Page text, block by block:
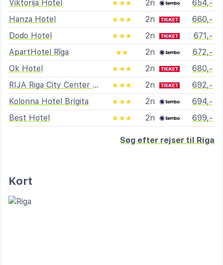
Viktorija Hotel
★★★ 2n
654,-
Hanza Hotel
★★★ 2n
660,-
Dodo Hotel
★★★ 2n
671,-
ApartHotel Rīga
★★ 2n
672,-
Ok Hotel
★★★ 2n
680,-
RIJA Riga City Center Hotel
★★★ 2n
692,-
Kolonna Hotel Brigita
★★★ 2n
694,-
Best Hotel
★★★ 2n 699,-
Søg efter rejser til Riga
Kort